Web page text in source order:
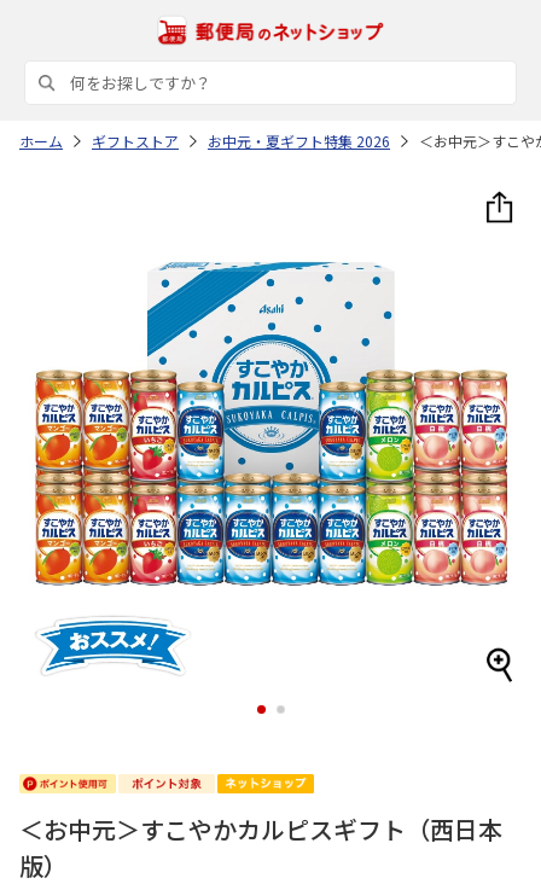
ホーム ギフトストア お中元・夏ギフト特集 2026 ＜お中元＞すこ
1 2
＜お中元＞すこやかカルピスギフト（西日本
版）